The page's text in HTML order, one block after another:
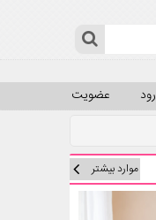
عضویت
موارد بیشتر